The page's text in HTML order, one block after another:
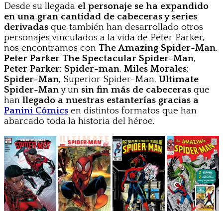
Desde su llegada el personaje se ha expandido
en una gran cantidad de cabeceras y series
derivadas que también han desarrollado otros
personajes vinculados a la vida de Peter Parker,
nos encontramos con The Amazing Spider-Man,
Peter Parker The Spectacular Spider-Man,
Peter Parker: Spider-man, Miles Morales:
Spider-Man, Superior Spider-Man, Ultimate
Spider-Many un sin fin más de cabeceras que
han llegado a nuestras estanterías gracias a
Panini Cómics en distintos formatos que han
abarcado toda la historia del héroe.